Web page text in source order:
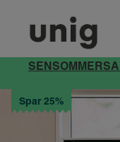
Spar 25%